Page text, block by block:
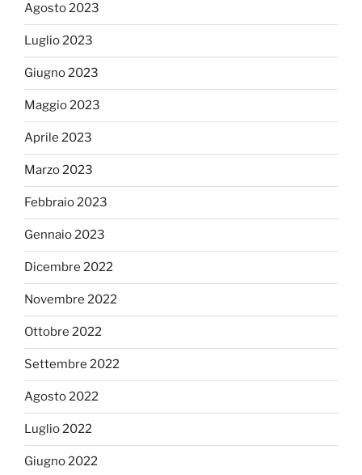
Agosto 2023
Luglio 2023
Giugno 2023
Maggio 2023
Aprile 2023
Marzo 2023
Febbraio 2023
Gennaio 2023
Dicembre 2022
Novembre 2022
Ottobre 2022
Settembre 2022
Agosto 2022
Luglio 2022
Giugno 2022